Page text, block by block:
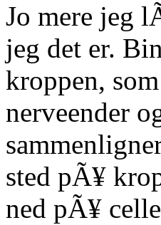
Jo mere jeg
jeg det er.
kroppen,
nerveender
sted pÃ¥
ned pÃ¥